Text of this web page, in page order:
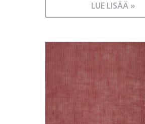
LUE LISÄÄ »